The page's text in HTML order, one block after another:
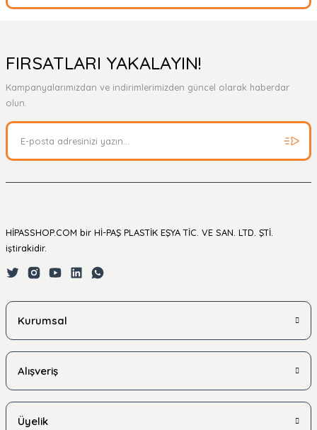
Bu ürüne ilk yorumu siz yapın!
Ürün hakkında henüz soru sorulmamış.
FIRSATLARI YAKALAYIN!
Kampanyalarımızdan ve indirimlerimizden güncel olarak haberdar
olun.
HİPASSHOP.COM bir Hİ-PAŞ PLASTİK EŞYA TİC. VE SAN. LTD. ŞTİ.
iştirakidir.
Kurumsal
Alışveriş
Üyelik